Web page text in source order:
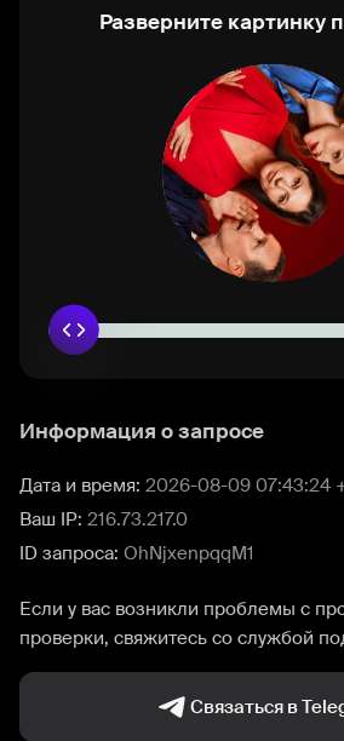
Разверните картинку
Информация о запросе
Дата и время: 2026-08-09 07:43:24
Ваш IP: 216.73.217.0
ID запроса: OhNjxenpqqM1
Если у вас возникли проблемы с
проверки, свяжитесь со службой
Связаться в